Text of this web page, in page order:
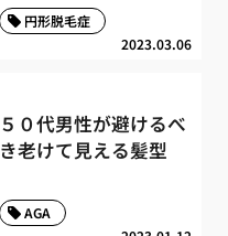
2023.03.06
円形脱毛症
５０代男性が避けるべ
き老けて見える髪型
AGA